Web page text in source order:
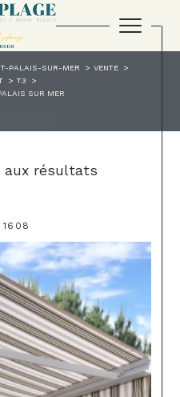
PALAIS-SUR-MER
VENTE
T3
SUR MER
aux résultats